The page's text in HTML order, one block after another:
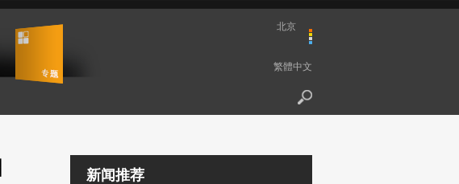
北京
繁體中文
新闻推荐